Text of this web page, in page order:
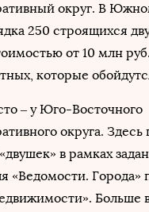
округ. В
250 строящихся
от 10 млн
которые
– у Юго-Восточного
округа. Здесь
в рамках
«Ведомости. Города»
Больше